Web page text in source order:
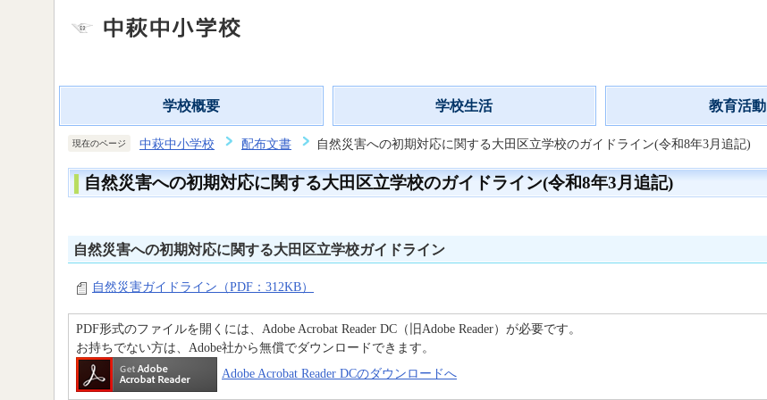
学校概要 学校生活 教育活動
現在のページ 中萩中小学校 配布文書 自然災害への初期対応に関する大田区立学校のガイドライン(令和8年3月追記)
自然災害への初期対応に関する大田区立学校のガイドライン(令和8年3月追記)
自然災害への初期対応に関する大田区立学校ガイドライン
自然災害ガイドライン（PDF：312KB）
PDF形式のファイルを開くには、Adobe Acrobat Reader DC（旧Adobe Reader）が必要です。
お持ちでない方は、Adobe社から無償でダウンロードできます。
Adobe Acrobat Reader DCのダウンロードへ